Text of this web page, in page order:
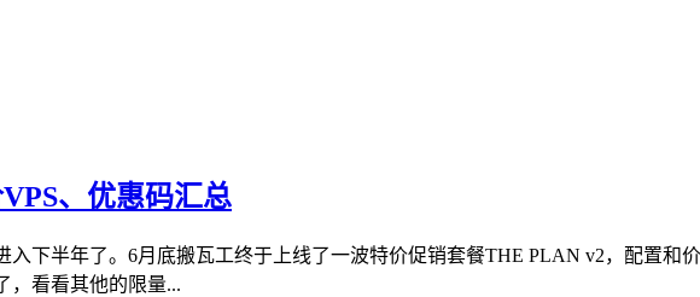
、优惠码汇总
入下半年了。6月底搬瓦工终于上线了一波特价促销套餐THE PLAN v2，配置和
，看看其他的限量...